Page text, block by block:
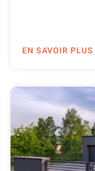
EN SAVOIR PLUS